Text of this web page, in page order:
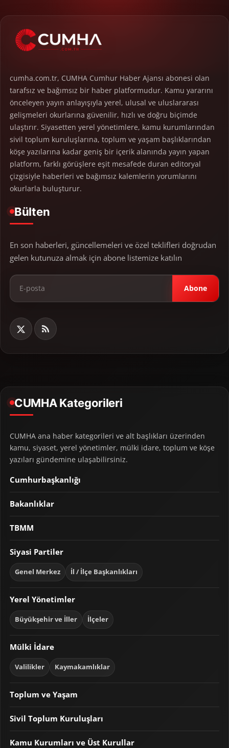
cumha.com.tr, CUMHA Cumhur Haber Ajansı abonesi olan
tarafsız ve bağımsız bir haber platformudur. Kamu yararını
önceleyen yayın anlayışıyla yerel, ulusal ve uluslararası
gelişmeleri okurlarına güvenilir, hızlı ve doğru biçimde
ulaştırır. Siyasetten yerel yönetimlere, kamu kurumlarından
sivil toplum kuruluşlarına, toplum ve yaşam başlıklarından
köşe yazılarına kadar geniş bir içerik alanında yayın yapan
platform, farklı görüşlere eşit mesafede duran editoryal
çizgisiyle haberleri ve bağımsız kalemlerin yorumlarını
okurlarla buluşturur.
Bülten
En son haberleri, güncellemeleri ve özel teklifleri doğrudan
gelen kutunuza almak için abone listemize katılın
Abone
CUMHA Kategorileri
CUMHA ana haber kategorileri ve alt başlıkları üzerinden
kamu, siyaset, yerel yönetimler, mülki idare, toplum ve köşe
yazıları gündemine ulaşabilirsiniz.
Cumhurbaşkanlığı
Bakanlıklar
TBMM
Siyasi Partiler
Genel Merkez İl / İlçe Başkanlıkları
Yerel Yönetimler
Büyükşehir ve İller İlçeler
Mülki İdare
Valilikler Kaymakamlıklar
Toplum ve Yaşam
Sivil Toplum Kuruluşları
Kamu Kurumları ve Üst Kurullar